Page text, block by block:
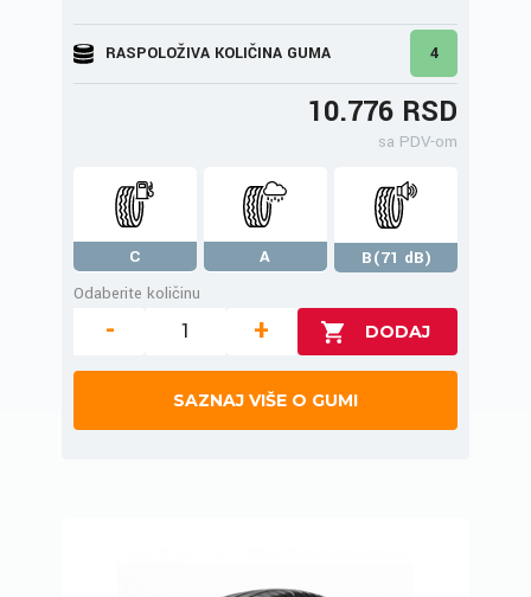
RASPOLOŽIVA KOLIČINA GUMA 4
10.776 RSD
sa PDV-om
C A
B(71 dB)
Odaberite količinu
- +
SAZNAJ VIŠE O GUMI